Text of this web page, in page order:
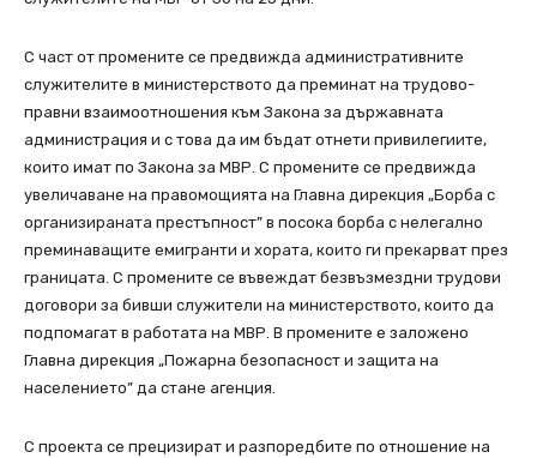
С част от промените се предвижда административните
служителите в министерството да преминат на трудово-
правни взаимоотношения към Закона за държавната
администрация и с това да им бъдат отнети привилегиите,
които имат по Закона за МВР. С промените се предвижда
увеличаване на правомощията на Главна дирекция „Борба с
организираната престъпност” в посока борба с нелегално
преминаващите емигранти и хората, които ги прекарват през
границата. С промените се въвеждат безвъзмездни трудови
договори за бивши служители на министерството, които да
подпомагат в работата на МВР. В промените е заложено
Главна дирекция „Пожарна безопасност и защита на
населението” да стане агенция.
С проекта се прецизират и разпоредбите по отношение на